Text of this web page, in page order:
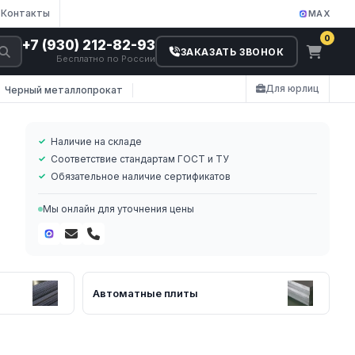
Контакты MAX
+7 (930) 212-82-93
Бесплатно по России
ЗАКАЗАТЬ ЗВОНОК
0
Черный металлопрокат Для юрлиц
Наличие на складе
Соответствие стандартам ГОСТ и ТУ
Обязательное наличие сертификатов
Мы онлайн для уточнения цены
Автоматные плиты